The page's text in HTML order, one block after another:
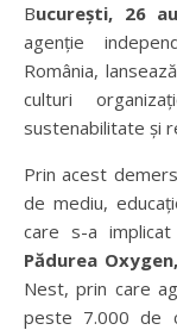
București, 26
agenție
România, lansează
culturi
sustenabilitate și
Prin acest
de mediu,
care s-a
Pădurea Oxygen,
Nest, prin care
peste 7.000 de